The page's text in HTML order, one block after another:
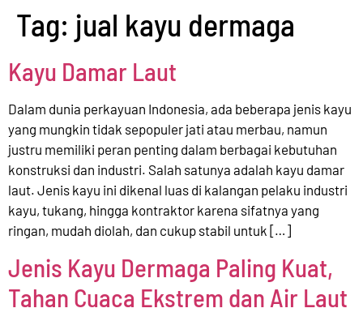
Tag: jual kayu dermaga
Kayu Damar Laut
Dalam dunia perkayuan Indonesia, ada beberapa jenis kayu
yang mungkin tidak sepopuler jati atau merbau, namun
justru memiliki peran penting dalam berbagai kebutuhan
konstruksi dan industri. Salah satunya adalah kayu damar
laut. Jenis kayu ini dikenal luas di kalangan pelaku industri
kayu, tukang, hingga kontraktor karena sifatnya yang
ringan, mudah diolah, dan cukup stabil untuk […]
Jenis Kayu Dermaga Paling Kuat,
Tahan Cuaca Ekstrem dan Air Laut